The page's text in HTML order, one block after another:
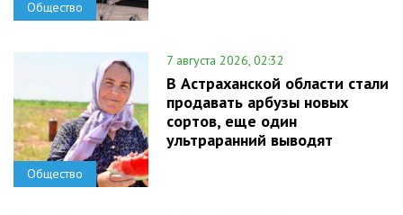
Общество
Общество
7 августа 2026, 02:32
В Астраханской области стали
продавать арбузы новых
сортов, еще один
ультраранний выводят